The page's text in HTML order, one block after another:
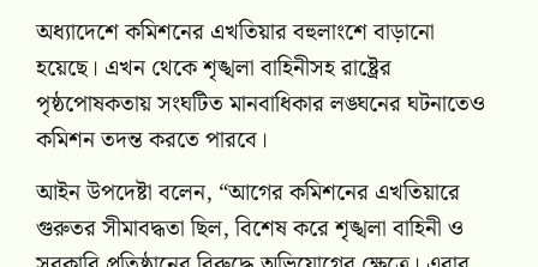
অধ্যাদেশে কমিশনের এখতিয়ার বহুলাংশে বাড়ানো
হয়েছে। এখন থেকে শৃঙ্খলা বাহিনীসহ রাষ্ট্রের
পৃষ্ঠপোষকতায় সংঘটিত মানবাধিকার লঙ্ঘনের ঘটনাতেও
কমিশন তদন্ত করতে পারবে।
আইন উপদেষ্টা বলেন, “আগের কমিশনের এখতিয়ারে
গুরুতর সীমাবদ্ধতা ছিল, বিশেষ করে শৃঙ্খলা বাহিনী ও